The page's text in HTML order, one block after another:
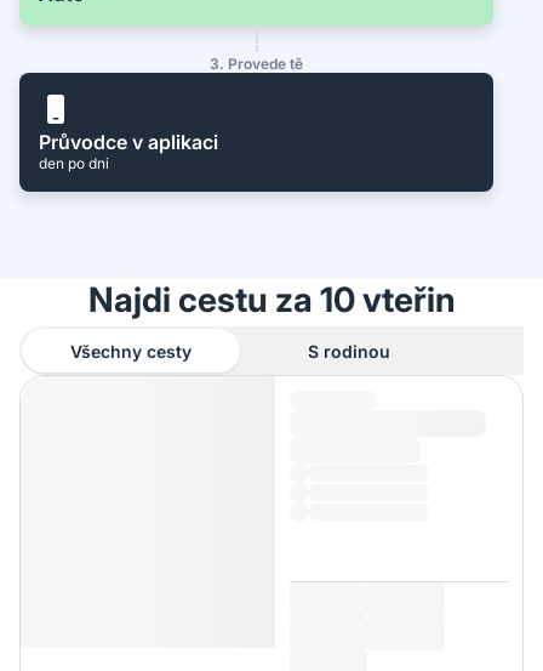
3. Provede tě
Průvodce v aplikaci
den po dni
Najdi cestu za 10 vteřin
Všechny cesty S rodinou